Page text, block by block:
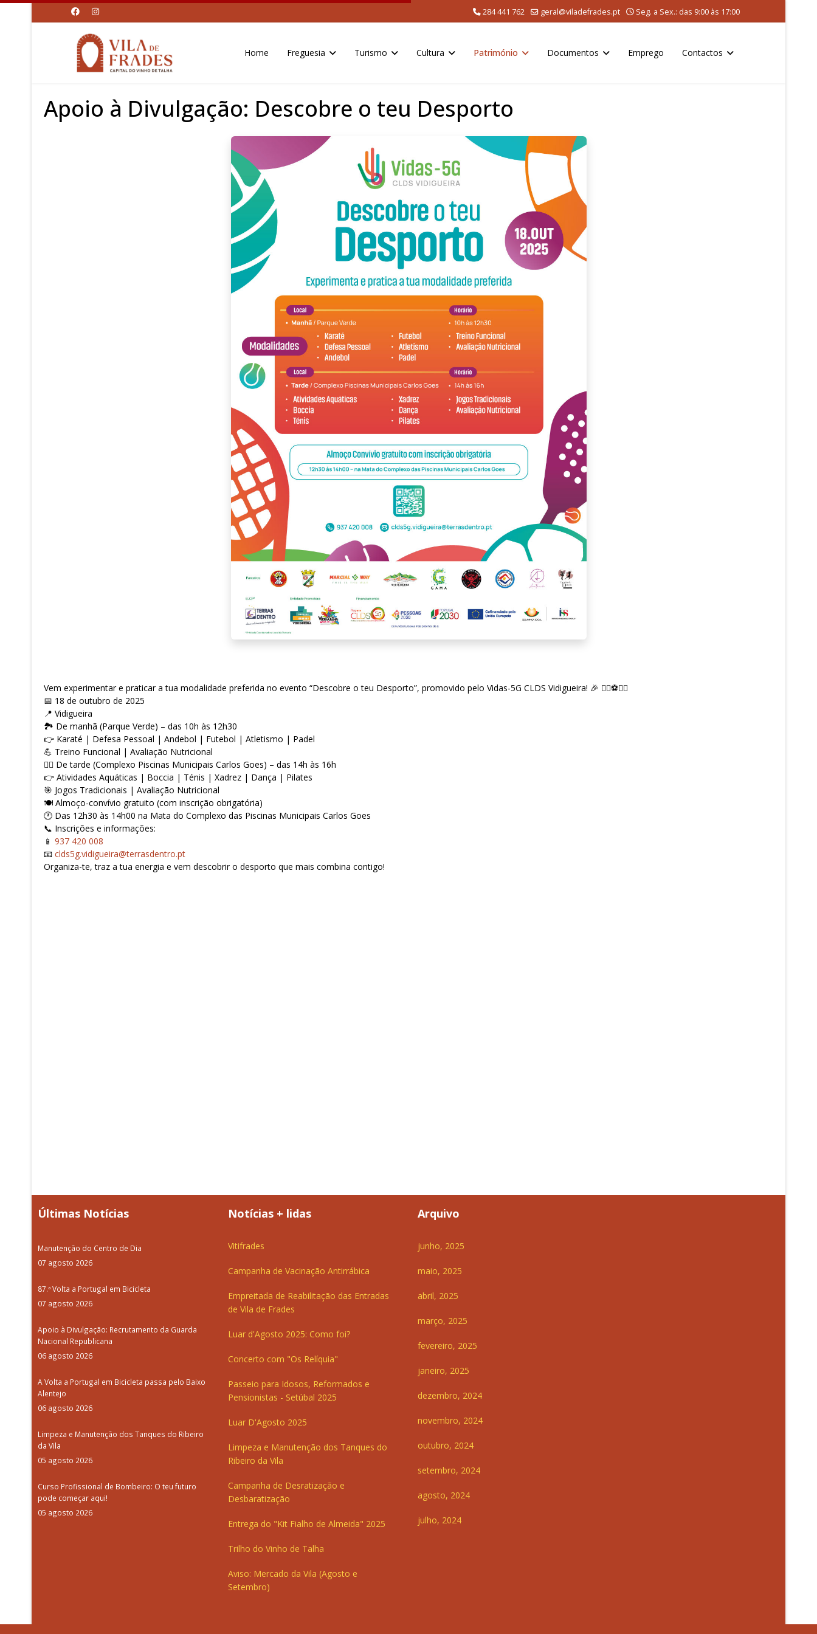
284 441 762 geral@viladefrades.pt Seg. a Sex.: das 9:00 às 17:00
Home Freguesia Turismo Cultura Património Documentos Emprego Contactos
Apoio à Divulgação: Descobre o teu Desporto
Vem experimentar e praticar a tua modalidade preferida no evento “Descobre o teu Desporto”, promovido pelo Vidas-5G CLDS Vidigueira! 🎉 🏃‍♀️⚽🏊‍♂️
📅 18 de outubro de 2025
📍 Vidigueira
🏞️ De manhã (Parque Verde) – das 10h às 12h30
👉 Karaté | Defesa Pessoal | Andebol | Futebol | Atletismo | Padel
💪 Treino Funcional | Avaliação Nutricional
🏊‍♀️ De tarde (Complexo Piscinas Municipais Carlos Goes) – das 14h às 16h
👉 Atividades Aquáticas | Boccia | Ténis | Xadrez | Dança | Pilates
🎯 Jogos Tradicionais | Avaliação Nutricional
🍽️ Almoço-convívio gratuito (com inscrição obrigatória)
🕐 Das 12h30 às 14h00 na Mata do Complexo das Piscinas Municipais Carlos Goes
📞 Inscrições e informações:
📱 937 420 008
📧 clds5g.vidigueira@terrasdentro.pt
Organiza-te, traz a tua energia e vem descobrir o desporto que mais combina contigo!
Últimas Notícias
Manutenção do Centro de Dia
07 agosto 2026
87.ª Volta a Portugal em Bicicleta
07 agosto 2026
Apoio à Divulgação: Recrutamento da Guarda
Nacional Republicana
06 agosto 2026
A Volta a Portugal em Bicicleta passa pelo Baixo
Alentejo
06 agosto 2026
Limpeza e Manutenção dos Tanques do Ribeiro
da Vila
05 agosto 2026
Curso Profissional de Bombeiro: O teu futuro
pode começar aqui!
05 agosto 2026
Notícias + lidas
Vitifrades
Campanha de Vacinação Antirrábica
Empreitada de Reabilitação das Entradas
de Vila de Frades
Luar d'Agosto 2025: Como foi?
Concerto com "Os Relíquia"
Passeio para Idosos, Reformados e
Pensionistas - Setúbal 2025
Luar D'Agosto 2025
Limpeza e Manutenção dos Tanques do
Ribeiro da Vila
Campanha de Desratização e
Desbaratização
Entrega do "Kit Fialho de Almeida" 2025
Trilho do Vinho de Talha
Aviso: Mercado da Vila (Agosto e
Setembro)
Arquivo
junho, 2025
maio, 2025
abril, 2025
março, 2025
fevereiro, 2025
janeiro, 2025
dezembro, 2024
novembro, 2024
outubro, 2024
setembro, 2024
agosto, 2024
julho, 2024